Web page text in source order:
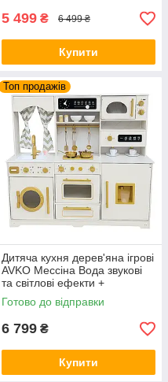
5 499 ₴ 6 499 ₴
Купити
Топ продажів
Дитяча кухня дерев'яна ігрові
AVKO Мессіна Вода звукові
та світлові ефекти +
аксесуари
Готово до відправки
6 799 ₴
Купити